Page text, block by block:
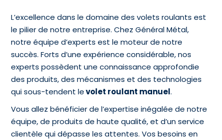
L’excellence dans le domaine des volets roulants est
le pilier de notre entreprise. Chez Général Métal,
notre équipe d’experts est le moteur de notre
succès. Forts d’une expérience considérable, nos
experts possèdent une connaissance approfondie
des produits, des mécanismes et des technologies
qui sous-tendent levolet roulant manuel.
Vous allez bénéficier de l’expertise inégalée de notre
équipe, de produits de haute qualité, et d’un service
clientèle qui dépasse les attentes. Vos besoins en